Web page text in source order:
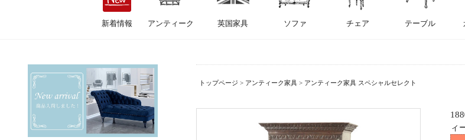
トップページ > アンティーク家具 > アンティーク家具 スペシャルセレクト
ィ